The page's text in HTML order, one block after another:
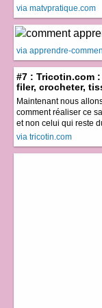
via matvpratique.com
via apprendre-
#7 : Tricotin.com
filer, crocheter,
Maintenant nous
comment réaliser ce
et non celui qui reste
via tricotin.com